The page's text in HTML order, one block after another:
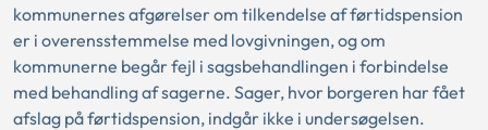
kommunernes afgørelser om tilkendelse af førtidspension
er i overensstemmelse med lovgivningen, og om
kommunerne begår fejl i sagsbehandlingen i forbindelse
med behandling af sagerne. Sager, hvor borgeren har fået
afslag på førtidspension, indgår ikke i undersøgelsen.